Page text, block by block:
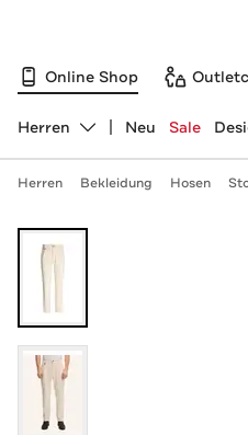
Online Shop
Abteilung ändern,
Herren Neu Sale
Herren Bekleidung Hosen